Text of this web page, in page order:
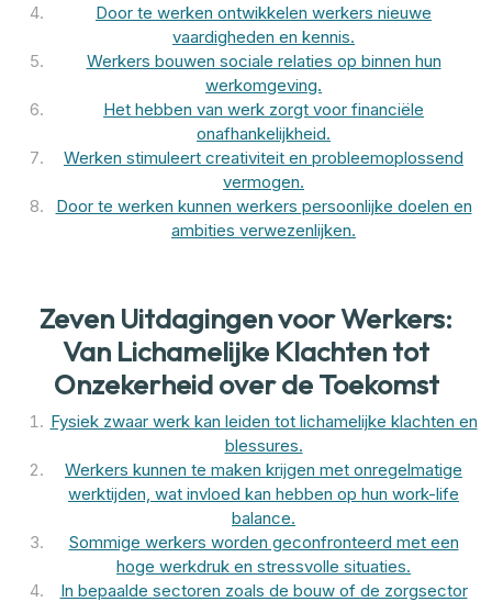
Door te werken ontwikkelen werkers nieuwe
vaardigheden en kennis.
Werkers bouwen sociale relaties op binnen hun
werkomgeving.
Het hebben van werk zorgt voor financiële
onafhankelijkheid.
Werken stimuleert creativiteit en probleemoplossend
vermogen.
Door te werken kunnen werkers persoonlijke doelen en
ambities verwezenlijken.
Zeven Uitdagingen voor Werkers:
Van Lichamelijke Klachten tot
Onzekerheid over de Toekomst
Fysiek zwaar werk kan leiden tot lichamelijke klachten en
blessures.
Werkers kunnen te maken krijgen met onregelmatige
werktijden, wat invloed kan hebben op hun work-life
balance.
Sommige werkers worden geconfronteerd met een
hoge werkdruk en stressvolle situaties.
In bepaalde sectoren zoals de bouw of de zorgsector